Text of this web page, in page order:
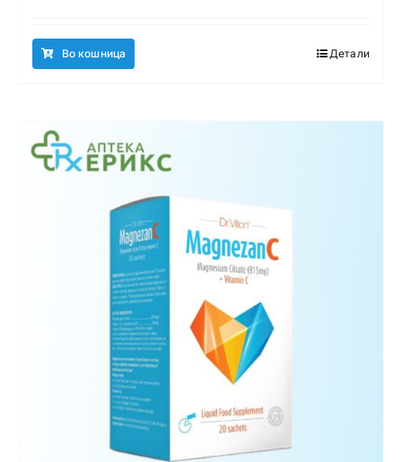
Во кошница Детали